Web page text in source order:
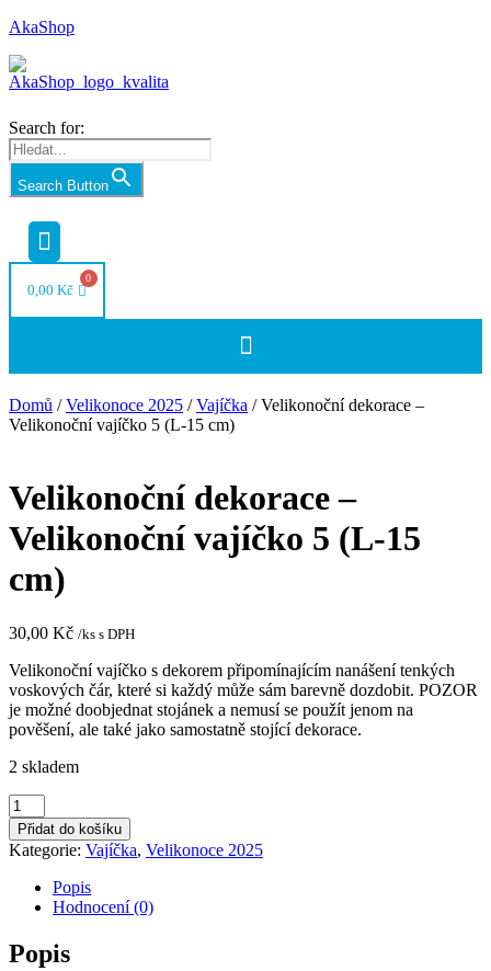
AkaShop
Search for:
Search Button
Nabídka
0,00 Kč
Nabídka
Domů /Velikonoce 2025 /Vajíčka / Velikonoční dekorace –
Velikonoční vajíčko 5 (L-15 cm)
Velikonoční dekorace –
Velikonoční vajíčko 5 (L-15
cm)
30,00 Kč /ks s DPH
Velikonoční vajíčko s dekorem připomínajícím nanášení tenkých
voskových čár, které si každý může sám barevně dozdobit. POZOR
je možné doobjednat stojánek a nemusí se použít jenom na
pověšení, ale také jako samostatně stojící dekorace.
2 skladem
Velikonoční
dekorace
-
Velikonoční
vajíčko
15
cm)
Přidat do košíku
Kategorie: Vajíčka, Velikonoce 2025
Popis
Hodnocení (0)
Popis